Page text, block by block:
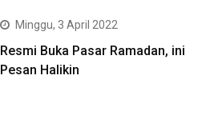
Minggu, 3 April 2022
Resmi Buka Pasar Ramadan, ini
Pesan Halikin